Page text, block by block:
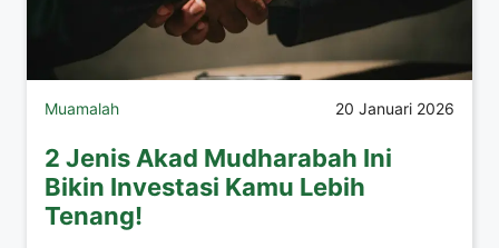
Muamalah 20 Januari 2026
2 Jenis Akad Mudharabah Ini
Bikin Investasi Kamu Lebih
Tenang!